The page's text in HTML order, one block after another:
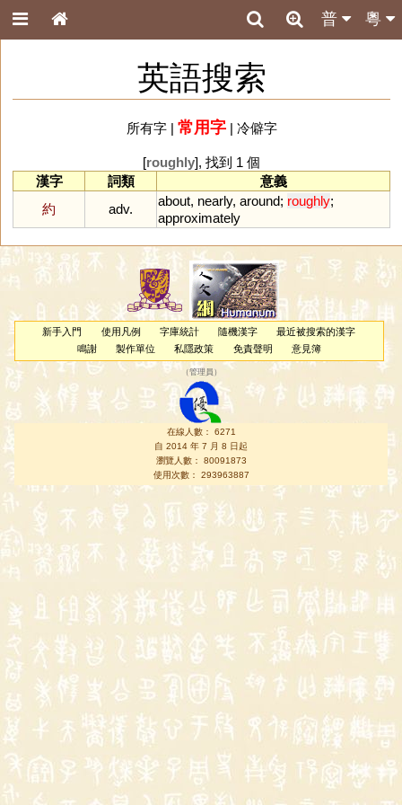
粵
普
英語搜索
所有字| 常用字| 冷僻字
[roughly], 找到 1 個
漢字
詞類
意義
約
adv.
about, nearly, around; roughly;
approximately
新手入門 使用凡例 字庫統計 隨機漢字
最近被搜索的漢字
鳴謝
製作單位 私隱政策 免責聲明 意見簿
（管理員 ）
在線人數： 6271
自 2014 年 7 月 8 日起
瀏覽人數： 80091873
使用次數： 293963887